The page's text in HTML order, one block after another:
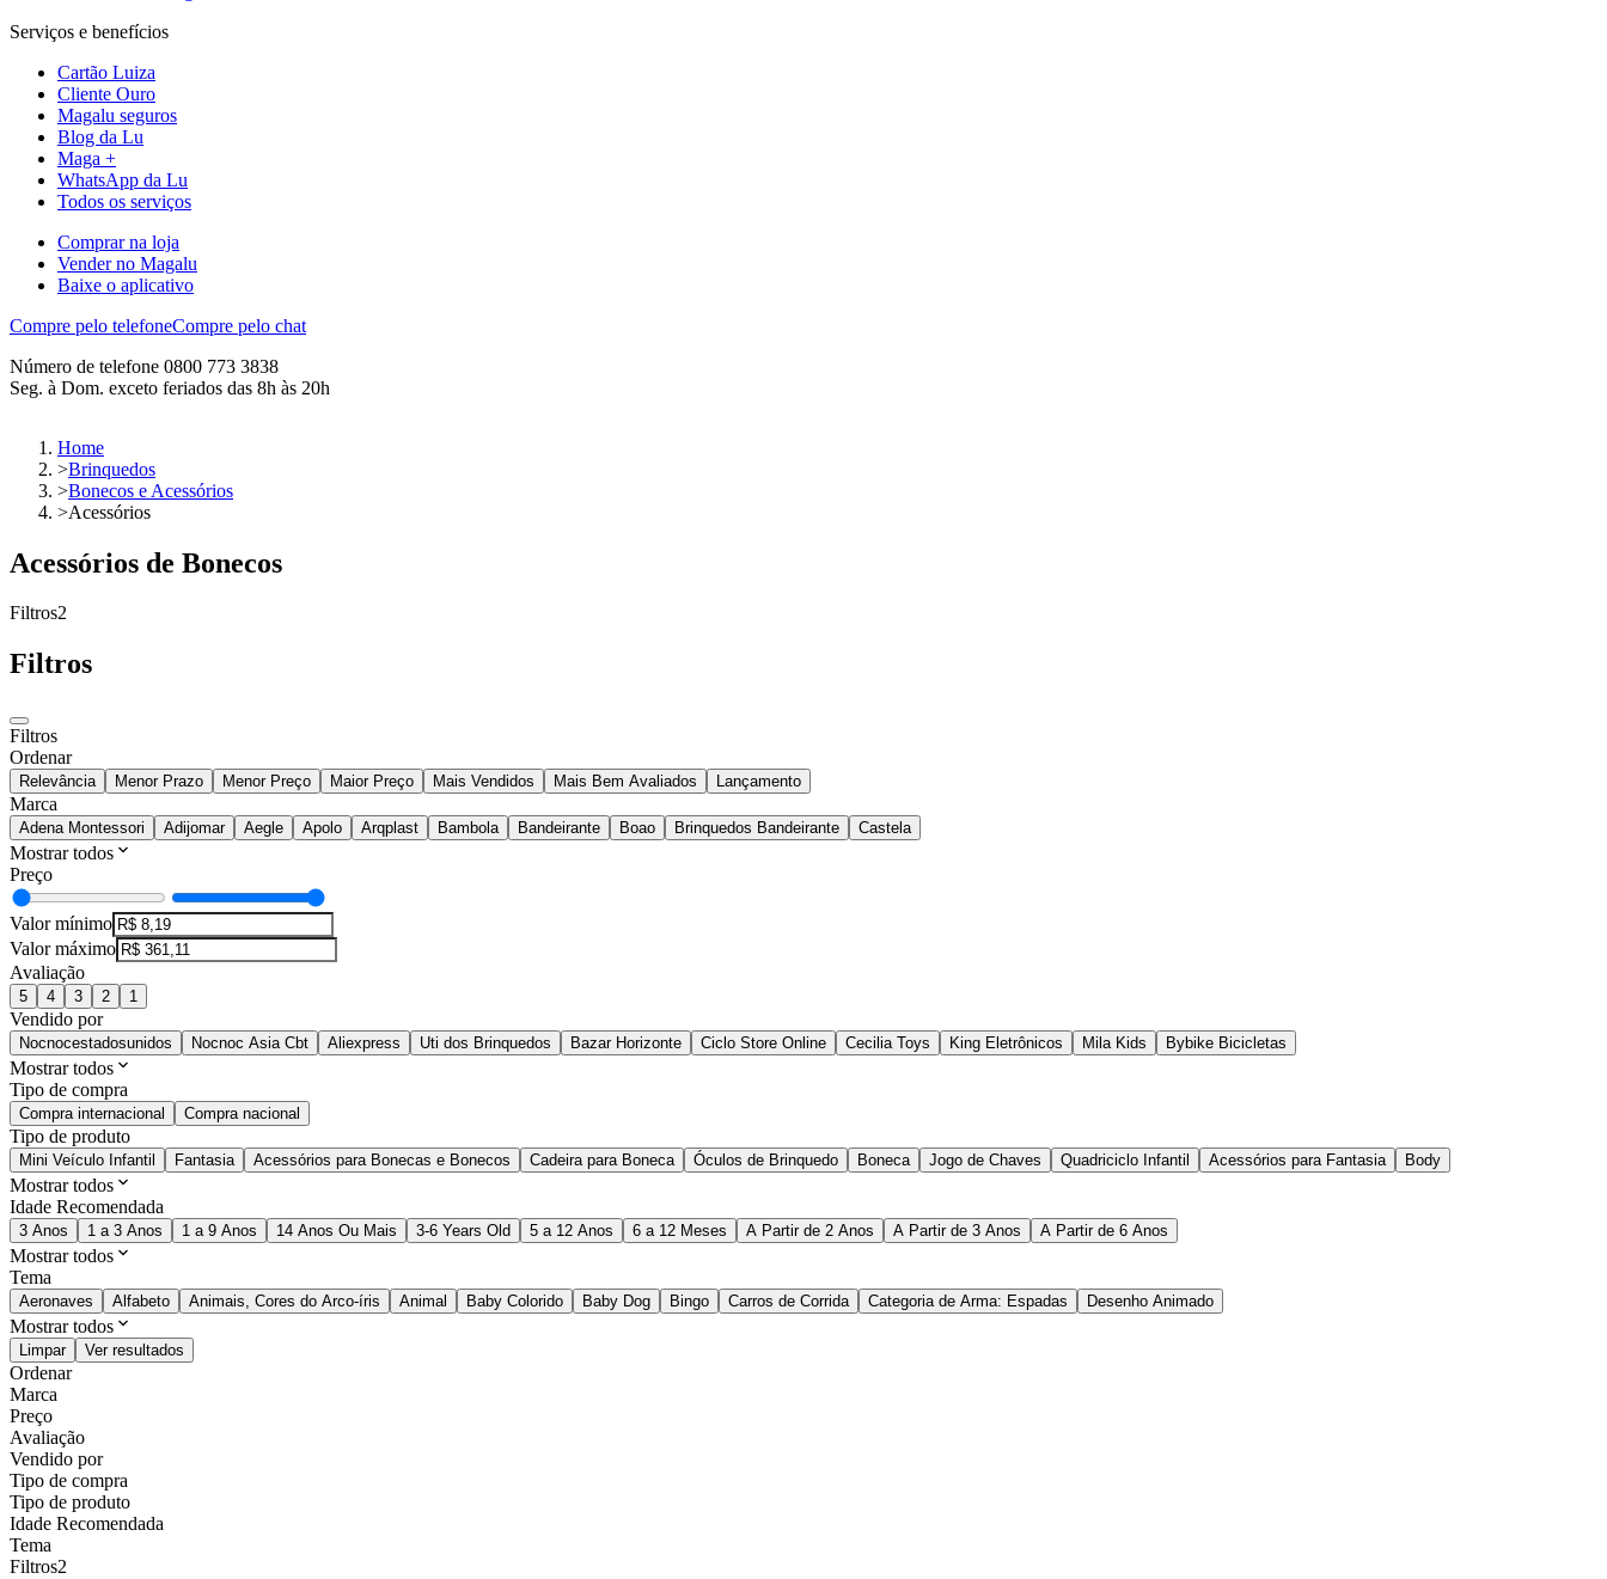
Serviços e benefícios
Cartão Luiza
Cliente Ouro
Magalu seguros
Blog da Lu
Maga +
WhatsApp da Lu
Todos os serviços
Comprar na loja
Vender no Magalu
Baixe o aplicativo
Compre pelo telefoneCompre pelo chat
Número de telefone 0800 773 3838
Seg. à Dom. exceto feriados das 8h às 20h
Home
>Brinquedos
>Bonecos e Acessórios
>Acessórios
Acessórios de Bonecos
Filtros2
Filtros
Filtros
Ordenar
Relevância Menor Prazo Menor Preço Maior Preço Mais Vendidos Mais Bem Avaliados Lançamento
Marca
Adena Montessori Adijomar Aegle Apolo Arqplast Bambola Bandeirante Boao Brinquedos Bandeirante Castela
Mostrar todos
Preço
Valor mínimo
Valor máximo
Avaliação
5 4 3 2 1
Vendido por
Nocnocestadosunidos Nocnoc Asia Cbt Aliexpress Uti dos Brinquedos Bazar Horizonte Ciclo Store Online Cecilia Toys King Eletrônicos Mila Kids Bybike Bicicletas
Mostrar todos
Tipo de compra
Compra internacional Compra nacional
Tipo de produto
Mini Veículo Infantil Fantasia Acessórios para Bonecas e Bonecos Cadeira para Boneca Óculos de Brinquedo Boneca Jogo de Chaves Quadriciclo Infantil Acessórios para Fantasia Body
Mostrar todos
Idade Recomendada
3 Anos 1 a 3 Anos 1 a 9 Anos 14 Anos Ou Mais 3-6 Years Old 5 a 12 Anos 6 a 12 Meses A Partir de 2 Anos A Partir de 3 Anos A Partir de 6 Anos
Mostrar todos
Tema
Aeronaves Alfabeto Animais, Cores do Arco-íris Animal Baby Colorido Baby Dog Bingo Carros de Corrida Categoria de Arma: Espadas Desenho Animado
Mostrar todos
Limpar Ver resultados
Ordenar
Marca
Preço
Avaliação
Vendido por
Tipo de compra
Tipo de produto
Idade Recomendada
Tema
Filtros2